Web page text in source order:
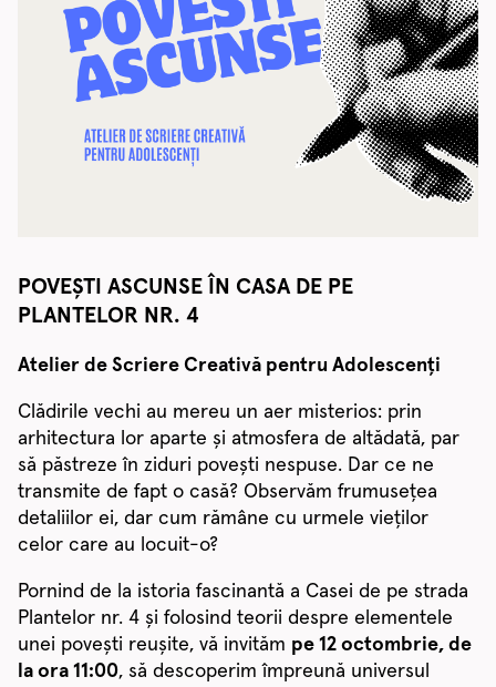
POVEȘTI ASCUNSE ÎN CASA DE PE
PLANTELOR NR. 4
Atelier de Scriere Creativă pentru Adolescenți
Clădirile vechi au mereu un aer misterios: prin
arhitectura lor aparte și atmosfera de altădată, par
să păstreze în ziduri povești nespuse. Dar ce ne
transmite de fapt o casă? Observăm frumusețea
detaliilor ei, dar cum rămâne cu urmele vieților
celor care au locuit-o?
Pornind de la istoria fascinantă a Casei de pe strada
Plantelor nr. 4 și folosind teorii despre elementele
unei povești reușite, vă invităm pe 12 octombrie, de
la ora 11:00, să descoperim împreună universul